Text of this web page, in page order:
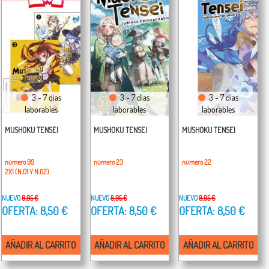
3 - 7 días
laborables
MUSHOKU TENSEI
número 99
2X1 (N.01 Y N.02)
NUEVO8,95 €
OFERTA: 8,50 €
AÑADIR AL CARRITO
3 - 7 días
laborables
MUSHOKU TENSEI
número 23
NUEVO8,95 €
OFERTA: 8,50 €
AÑADIR AL CARRITO
3 - 7 días
laborables
MUSHOKU TENSEI
número 22
NUEVO8,95 €
OFERTA: 8,50 €
AÑADIR AL CARRITO